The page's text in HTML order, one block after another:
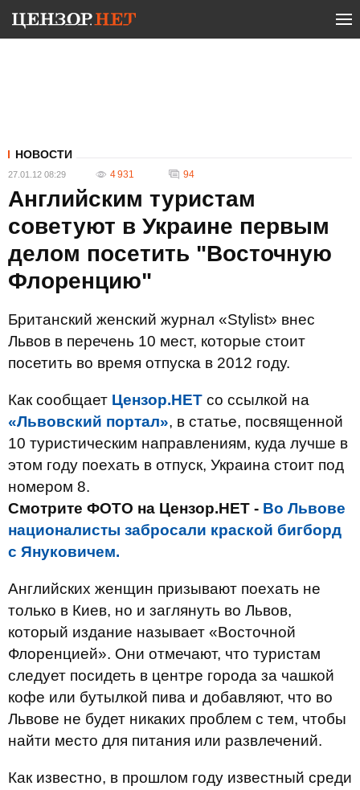
НОВОСТИ
27.01.12 08:29 4 931 94
Английским туристам
советуют в Украине первым
делом посетить "Восточную
Флоренцию"
Британский женский журнал «Stylist» внес
Львов в перечень 10 мест, которые стоит
посетить во время отпуска в 2012 году.
Как сообщает Цензор.НЕТ со ссылкой на
«Львовский портал», в статье, посвященной
10 туристическим направлениям, куда лучше в
этом году поехать в отпуск, Украина стоит под
номером 8.
Смотрите ФОТО на Цензор.НЕТ - Во Львове
националисты забросали краской бигборд
с Януковичем.
Английских женщин призывают поехать не
только в Киев, но и заглянуть во Львов,
который издание называет «Восточной
Флоренцией». Они отмечают, что туристам
следует посидеть в центре города за чашкой
кофе или бутылкой пива и добавляют, что во
Львове не будет никаких проблем с тем, чтобы
найти место для питания или развлечений.
Как известно, в прошлом году известный среди